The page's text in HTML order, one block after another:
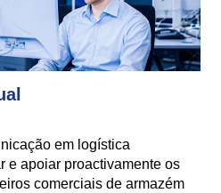
em logística
e apoiar proactivamente os
comerciais de armazém